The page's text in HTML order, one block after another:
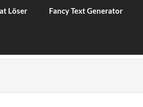
Löser Fancy Text Generator